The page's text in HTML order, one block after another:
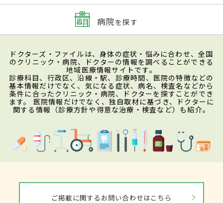
病院を探す
ドクターズ・ファイルは、身体の症状・悩みに合わせ、全国
のクリニック・病院、ドクターの情報を調べることができる
地域医療情報サイトです。
診療科目、行政区、沿線・駅、診療時間、医院の特徴などの
基本情報だけでなく、気になる症状、病名、検査名などから
条件に合ったクリニック・病院、ドクターを探すことができ
ます。 医院情報だけでなく、独自取材に基づき、ドクターに
関する情報（診療方針や得意な治療・検査など）も紹介。
ご掲載に関するお問い合わせはこちら